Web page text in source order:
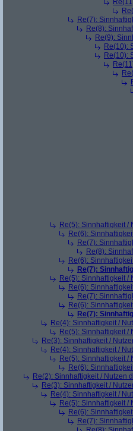
Re(7):
Re(8):
Re(9):
Re(10):
Re(10):
Re(5): Sinnhaftigkeit /
Re(6):
Re(7):
Re(8):
Re(6):
Re(7):
Re(5): Sinnhaftigkeit /
Re(6):
Re(7):
Re(6):
Re(7):
Re(4): Sinnhaftigkeit /
Re(5): Sinnhaftigkeit /
Re(3): Sinnhaftigkeit /
Re(4): Sinnhaftigkeit /
Re(5): Sinnhaftigkeit /
Re(6):
Re(2): Sinnhaftigkeit / Nutzen
Re(3): Sinnhaftigkeit /
Re(4): Sinnhaftigkeit /
Re(5): Sinnhaftigkeit /
Re(6):
Re(7):